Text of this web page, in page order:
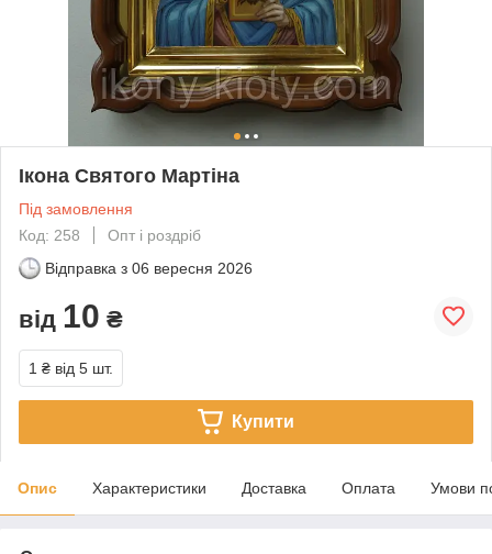
Ікона Святого Мартіна
Під замовлення
Код: 258
Опт і роздріб
Відправка з 06 вересня 2026
від 10 ₴
1 ₴ від 5 шт.
Купити
Опис Характеристики Доставка Оплата Умови